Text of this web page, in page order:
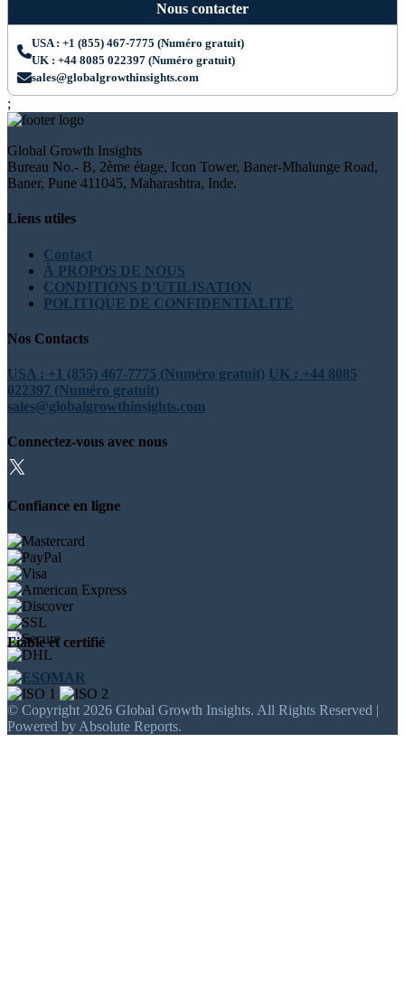
Nous contacter
USA : +1 (855) 467-7775 (Numéro gratuit)
UK : +44 8085 022397 (Numéro gratuit)
sales@globalgrowthinsights.com
;
Global Growth Insights
Bureau No.- B, 2ème étage, Icon Tower, Baner-Mhalunge Road,
Baner, Pune 411045, Maharashtra, Inde.
Liens utiles
Contact
À PROPOS DE NOUS
CONDITIONS D'UTILISATION
POLITIQUE DE CONFIDENTIALITÉ
Nos Contacts
USA : +1 (855) 467-7775 (Numéro gratuit) UK : +44 8085
022397 (Numéro gratuit)
sales@globalgrowthinsights.com
Connectez-vous avec nous
Confiance en ligne
Fiable et certifié
© Copyright 2026 Global Growth Insights. All Rights Reserved |
Powered by Absolute Reports.